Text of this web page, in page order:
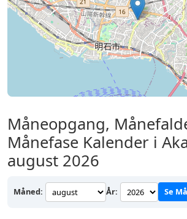
Måneopgang,
Månefase Kalender i
august 2026
Måned: År: Se